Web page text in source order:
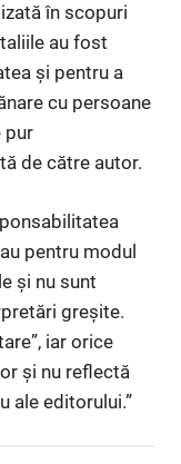
în scopuri
au fost
și pentru a
cu persoane
pur
de către autor.
pentru modul
și nu sunt
greșite.
iar orice
și nu reflectă
ale editorului.”